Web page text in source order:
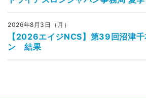
2026年8月3日（月）
【2026エイジNCS】第39回沼津
ン 結果